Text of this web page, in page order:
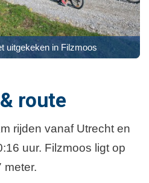
uitgekeken in Filzmoos
route
rijden vanaf Utrecht en
uur. Filzmoos ligt op
meter.